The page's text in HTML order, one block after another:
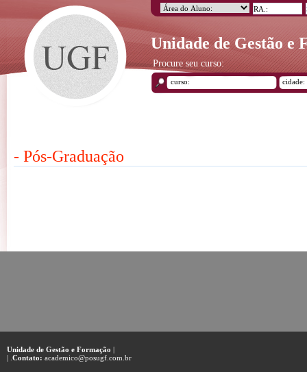
Unidade de Gestão e
Procure seu curso:
- Pós-Graduação
Unidade de Gestão e Formação |
| . Contato: academico@posugf.com.br